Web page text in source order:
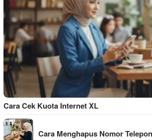
Cara Cek Kuota Internet XL
Cara Menghapus Nomor